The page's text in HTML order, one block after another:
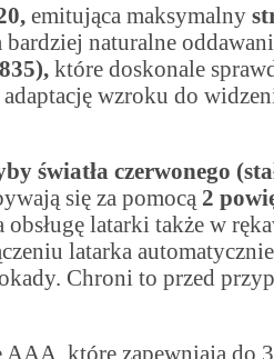
emitująca maksymalny
bardziej naturalne
które doskonale
wzroku do
światła czerwonego
się za pomocą 2
latarki także w
latarka
Chroni to przed
które zapewniają do